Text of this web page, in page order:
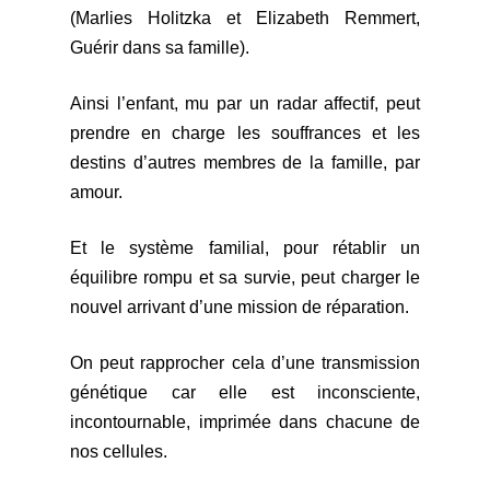
(Marlies Holitzka et Elizabeth Remmert,
Guérir dans sa famille).
Ainsi l’enfant, mu par un radar affectif, peut
prendre en charge les souffrances et les
destins d’autres membres de la famille, par
amour.
Et le système familial, pour rétablir un
équilibre rompu et sa survie, peut charger le
nouvel arrivant d’une mission de réparation.
On peut rapprocher cela d’une transmission
génétique car elle est inconsciente,
incontournable, imprimée dans chacune de
nos cellules.